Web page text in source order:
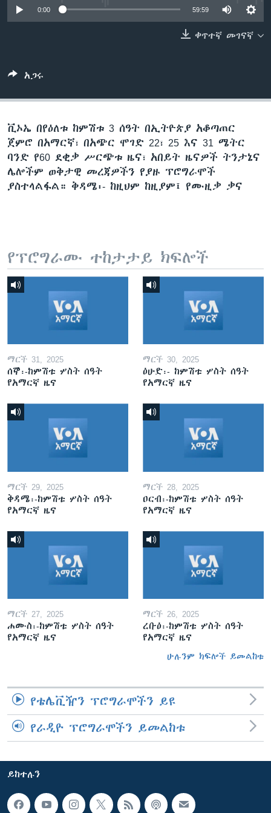
0:00 59:59
ቀጥተኛ መገናኛ
አጋሩ
ቪኦኤ በየዕለቱ ከምሽቱ 3 ሰዓት በኢትዮጵያ አቆጣጠር
ጀምሮ በአማርኛ፣ በአጭር ሞገድ 22፣ 25 እና 31 ሜትር
ባንድ የ60 ደቂቃ ሥርጭቱ ዜና፣ አበይት ዜናዎች ትንታኔና
ሌሎችም ወቅታዊ መረጃዎችን የያዙ ፕሮግራሞች
ያስተላልፋል። ቅዳሜ፡- ከዚህም ከዚያም፤ የሙዚቃ ቃና
የፕሮግራሙ ተከታታይ ክፍሎች
ማርች 31, 2025
ሰኞ፡-ከምሽቱ ሦስት ሰዓት
የአማርኛ ዜና
ማርች 30, 2025
ዕሁድ፡- ከምሽቱ ሦስት ሰዓት
የአማርኛ ዜና
ማርች 29, 2025
ቅዳሜ፡-ከምሽቱ ሦስት ሰዓት
የአማርኛ ዜና
ማርች 28, 2025
ዐርብ፡-ከምሽቱ ሦስት ሰዓት
የአማርኛ ዜና
ማርች 27, 2025
ሐሙስ፡-ከምሽቱ ሦስት ሰዓት
የአማርኛ ዜና
ማርች 26, 2025
ረቡዕ፡-ከምሽቱ ሦስት ሰዓት
የአማርኛ ዜና
ሁሉንም ክፍሎች ይመልከቱ
የቴሌቪዥን ፕሮግራሞችን ይዩ
የራዲዮ ፕሮግራሞችን ይመልከቱ
ይከተሉን